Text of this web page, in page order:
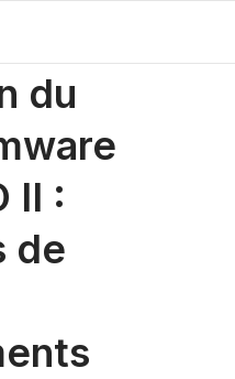
Firmware Wireless GO II :
du
II :
de